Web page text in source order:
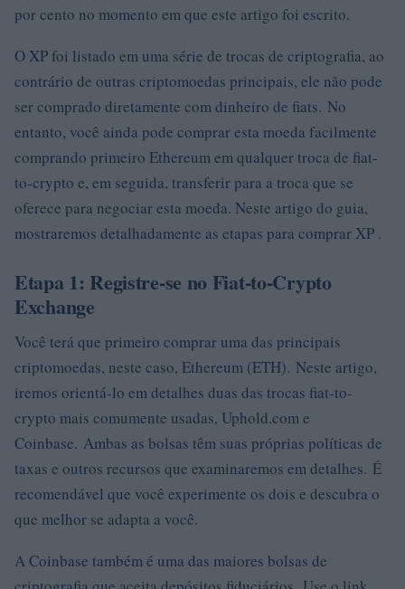
por cento no momento em que este artigo foi escrito.
O XP foi listado em uma série de trocas de criptografia, ao
contrário de outras criptomoedas principais, ele não pode
ser comprado diretamente com dinheiro de fiats. No
entanto, você ainda pode comprar esta moeda facilmente
comprando primeiro Ethereum em qualquer troca de fiat-
to-crypto e, em seguida, transferir para a troca que se
oferece para negociar esta moeda. Neste artigo do guia,
mostraremos detalhadamente as etapas para comprar XP .
Etapa 1: Registre-se no Fiat-to-Crypto
Exchange
Você terá que primeiro comprar uma das principais
criptomoedas, neste caso, Ethereum (ETH). Neste artigo,
iremos orientá-lo em detalhes duas das trocas fiat-to-
crypto mais comumente usadas, Uphold.com e
Coinbase. Ambas as bolsas têm suas próprias políticas de
taxas e outros recursos que examinaremos em detalhes. É
recomendável que você experimente os dois e descubra o
que melhor se adapta a você.
A Coinbase também é uma das maiores bolsas de